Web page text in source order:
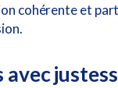
cohérente et